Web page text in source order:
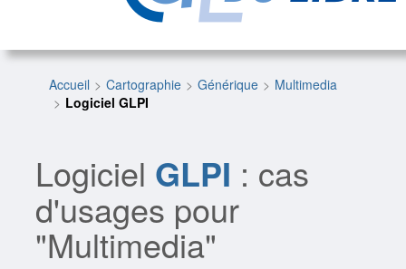
Accueil Cartographie Générique
Multimedia
Logiciel GLPI
Logiciel GLPI : cas
d'usages pour
"Multimedia"